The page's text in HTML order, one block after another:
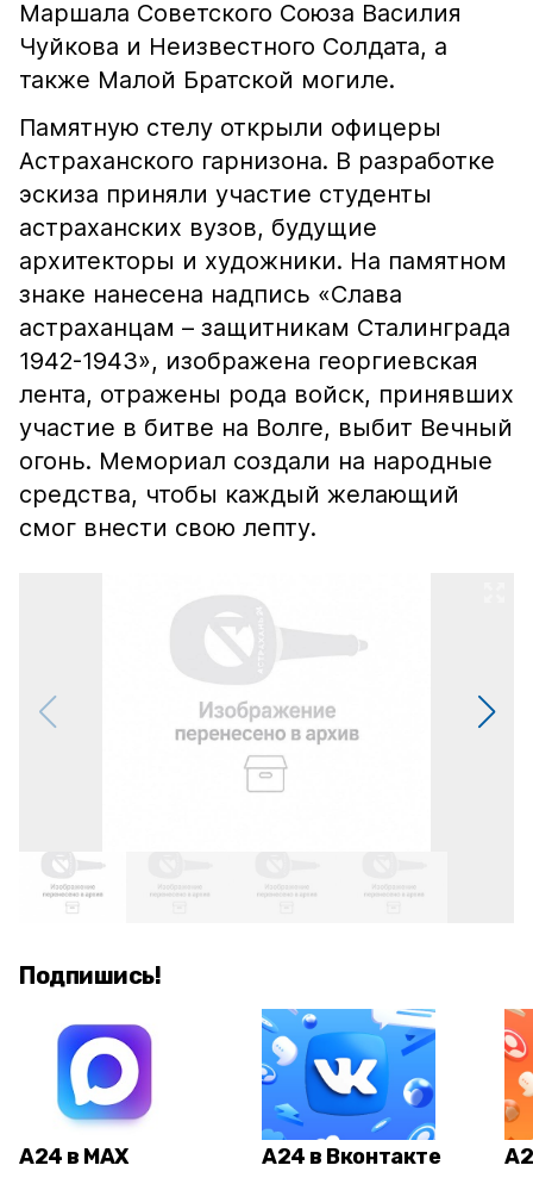
Маршала Советского Союза Василия
Чуйкова и Неизвестного Солдата, а
также Малой Братской могиле.
Памятную стелу открыли офицеры
Астраханского гарнизона. В разработке
эскиза приняли участие студенты
астраханских вузов, будущие
архитекторы и художники. На памятном
знаке нанесена надпись «Слава
астраханцам – защитникам Сталинграда
1942-1943», изображена георгиевская
лента, отражены рода войск, принявших
участие в битве на Волге, выбит Вечный
огонь. Мемориал создали на народные
средства, чтобы каждый желающий
смог внести свою лепту.
Подпишись!
А24 в MAX А24 в Вконтакте